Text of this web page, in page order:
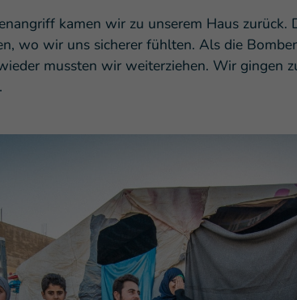
kamen wir zu unserem Haus
wo wir uns sicherer fühlten. Als die
mussten wir weiterziehen. Wir gingen